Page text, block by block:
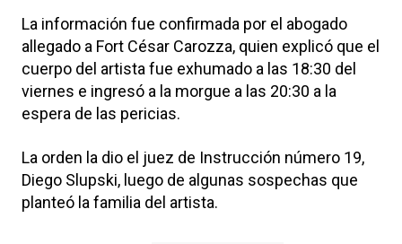
La información fue confirmada por el abogado
allegado a Fort César Carozza, quien explicó que el
cuerpo del artista fue exhumado a las 18:30 del
viernes e ingresó a la morgue a las 20:30 a la
espera de las pericias.
La orden la dio el juez de Instrucción número 19,
Diego Slupski, luego de algunas sospechas que
planteó la familia del artista.